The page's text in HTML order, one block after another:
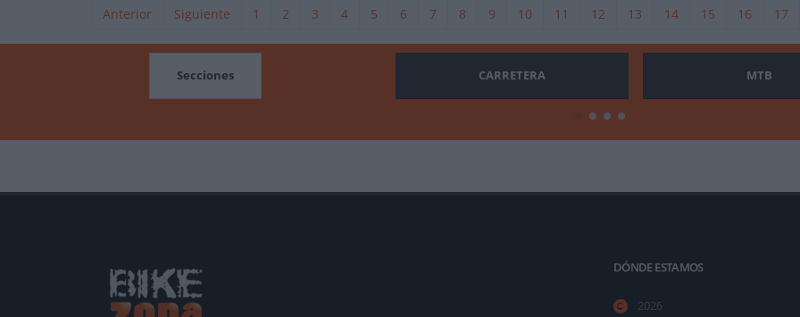
Anterior Siguiente 1 2 3 4 5 6 7 8 9 10 11 12 13 14 15 16 17
Secciones CARRETERA MTB
DÓNDE ESTAMOS
2026